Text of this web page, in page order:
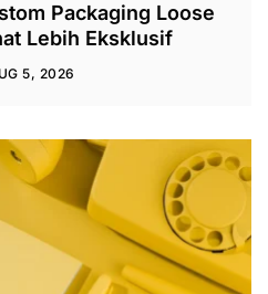
Packaging Loose
Lebih Eksklusif
5, 2026